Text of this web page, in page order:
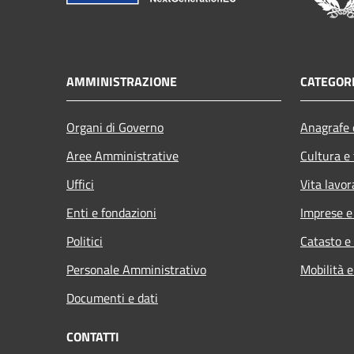
AMMINISTRAZIONE
Organi di Governo
Aree Amministrative
Uffici
Enti e fondazioni
Politici
Personale Amministrativo
Documenti e dati
Cultura
Vita
Imprese
Catasto
Mobilità
CONTATTI